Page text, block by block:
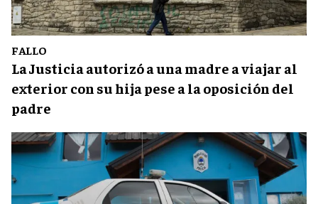
FALLO
La Justicia autorizó a una madre a viajar al
exterior con su hija pese a la oposición del
padre